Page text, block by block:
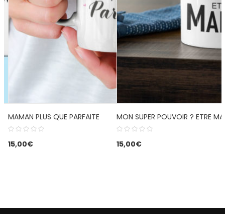
MAMAN PLUS QUE PARFAITE
15,00€
MON SUPER POUVOIR ? ETRE
15,00€